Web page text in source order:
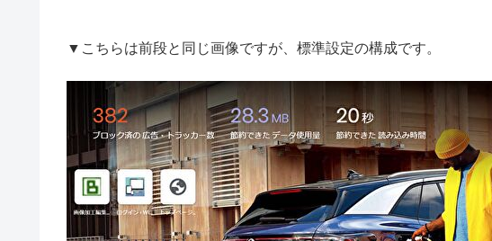
▼こちらは前段と同じ画像ですが、標準設定の構成です。